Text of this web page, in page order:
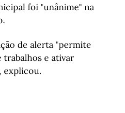
foi "unânime" na
de alerta "permite
e ativar
explicou.